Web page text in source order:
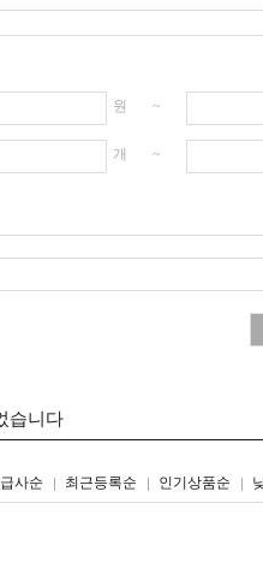
원 ~
개 ~
습니다
사순 최근등록순 인기상품순
리스트형갤러리형